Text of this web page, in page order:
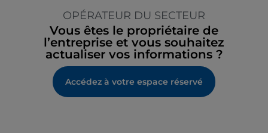
OPÉRATEUR DU SECTEUR
Vous êtes le propriétaire de
l’entreprise et vous souhaitez
actualiser vos informations ?
Accédez à votre espace réservé